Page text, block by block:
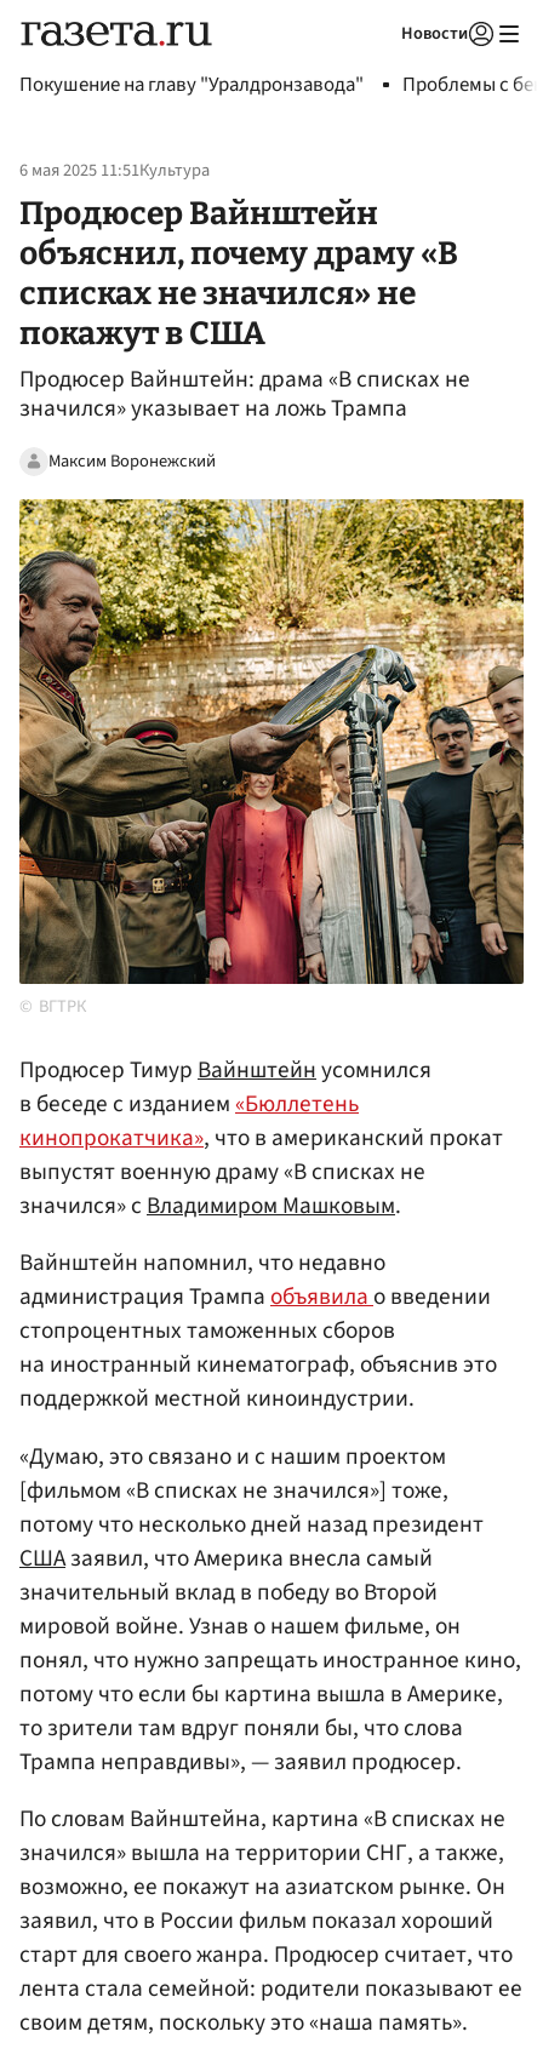
Новости
Покушение на главу "Уралдронзавода" Проблемы с
6 мая 2025 11:51Культура
Продюсер Вайнштейн
объяснил, почему драму «В
списках не значился» не
покажут в США
Продюсер Вайнштейн: драма «В списках не
значился» указывает на ложь Трампа
Максим Воронежский
ВГТРК
Продюсер ТимурВайнштейнусомнился
в беседе с изданием«Бюллетень
кинопрокатчика», что в американский прокат
выпустят военную драму «В списках не
значился» сВладимиром Машковым.
Вайнштейн напомнил, что недавно
администрация Трампаобъявилао введении
стопроцентных таможенных сборов
на иностранный кинематограф, объяснив это
поддержкой местной киноиндустрии.
«Думаю, это связано и с нашим проектом
[фильмом «В списках не значился»] тоже,
потому что несколько дней назад президент
СШАзаявил, что Америка внесла самый
значительный вклад в победу во Второй
мировой войне. Узнав о нашем фильме, он
понял, что нужно запрещать иностранное кино,
потому что если бы картина вышла в Америке,
то зрители там вдруг поняли бы, что слова
Трампа неправдивы», — заявил продюсер.
По словам Вайнштейна, картина «В списках не
значился» вышла на территории СНГ, а также,
возможно, ее покажут на азиатском рынке. Он
заявил, что в России фильм показал хороший
старт для своего жанра. Продюсер считает, что
лента стала семейной: родители показывают ее
своим детям, поскольку это «наша память».